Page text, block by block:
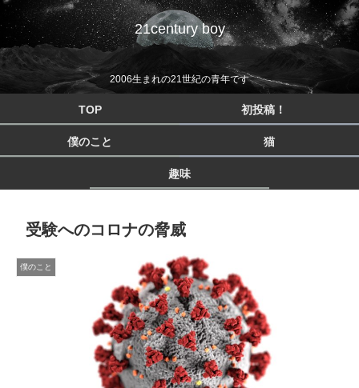
21century boy
2006生まれの21世紀の青年です
TOP 初投稿！
僕のこと 猫
趣味
受験へのコロナの脅威
僕のこと